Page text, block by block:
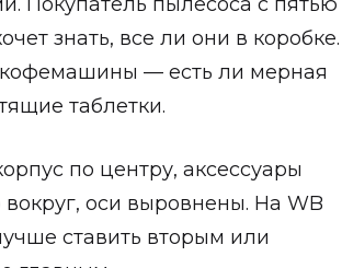
Покупатель пылесоса с пятью
знать, все ли они в коробке.
кофемашины — есть ли мерная
таблетки.
по центру, аксессуары
оси выровнены. На WB
ставить вторым или